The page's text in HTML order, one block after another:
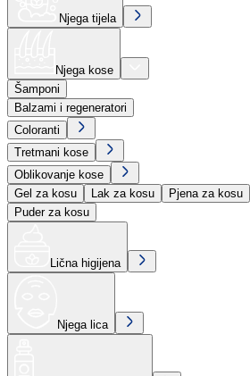
Njega tijela
Njega kose
Šamponi
Balzami i regeneratori
Coloranti
Tretmani kose
Oblikovanje kose
Gel za kosu
Lak za kosu Pjena za kosu
Puder za kosu
Lična higijena
Njega lica